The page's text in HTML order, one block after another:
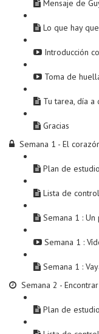
Mensaje de
Lo que hay
Introducción
Toma de
Tu tarea, día a
Gracias
Semana 1 - El
Plan de
Lista de
Semana 1 :
Semana 1 :
Semana 1 :
Semana 2 -
Plan de